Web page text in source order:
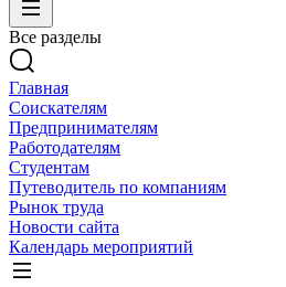
Все разделы
Главная
Соискателям
Предпринимателям
Работодателям
Студентам
Путеводитель по компаниям
Рынок труда
Новости сайта
Календарь мероприятий